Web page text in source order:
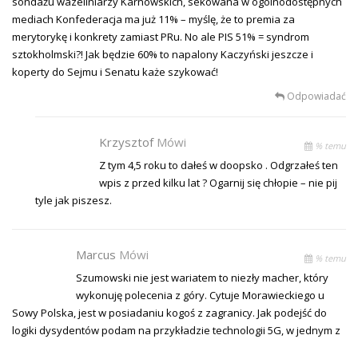
mediach Konfederacja ma już 11% – myślę, że to premia za
merytorykę i konkrety zamiast PRu. No ale PIS 51% = syndrom
sztokholmski?! Jak będzie 60% to napalony Kaczyński jeszcze i
koperty do Sejmu i Senatu każe szykować!
Odpowiadać
Krzysztof Mówi % temu
Z tym 4,5 roku to dałeś w doopsko . Odgrzałeś ten
wpis z przed kilku lat ? Ogarnij się chłopie – nie pij
tyle jak piszesz.
Marcus Mówi % temu
Szumowski nie jest wariatem to niezły macher, który
wykonuję polecenia z góry. Cytuje Morawieckiego u
Sowy Polska, jest w posiadaniu kogoś z zagranicy. Jak podejść do
logiki dysydentów podam na przykładzie technologii 5G, w jednym z